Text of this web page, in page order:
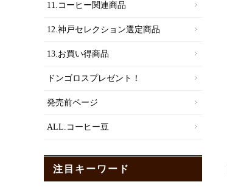
11.コーヒー関連商品
12.神戸セレクション選定商品
13.お買い得商品
ドンゴロスプレゼント！
発売前ページ
ALL.コーヒー豆
注目キーワード